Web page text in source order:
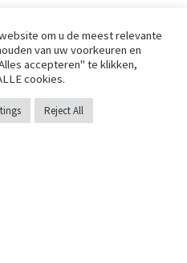
om u de meest relevante
van uw voorkeuren en
accepteren" te klikken,
cookies.
Reject All